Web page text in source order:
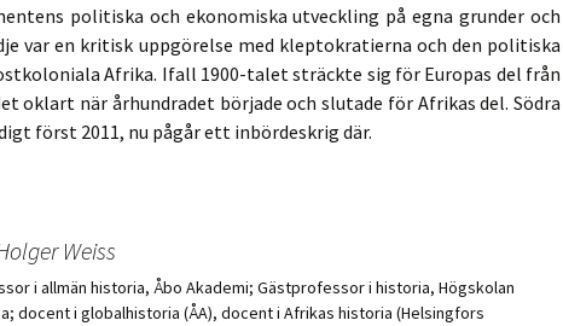
politiska och ekonomiska utveckling på egna grunder och
var en kritisk uppgörelse med kleptokratierna och den politiska
Afrika. Ifall 1900-talet sträckte sig för Europas del från
oklart när århundradet började och slutade för Afrikas del. Södra
först 2011, nu pågår ett inbördeskrig där.
Weiss
i allmän historia, Åbo Akademi; Gästprofessor i historia, Högskolan
docent i globalhistoria (ÅA), docent i Afrikas historia (Helsingfors